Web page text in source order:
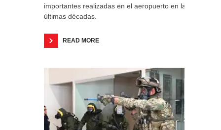
importantes realizadas en el aeropuerto en las
últimas décadas.
READ MORE